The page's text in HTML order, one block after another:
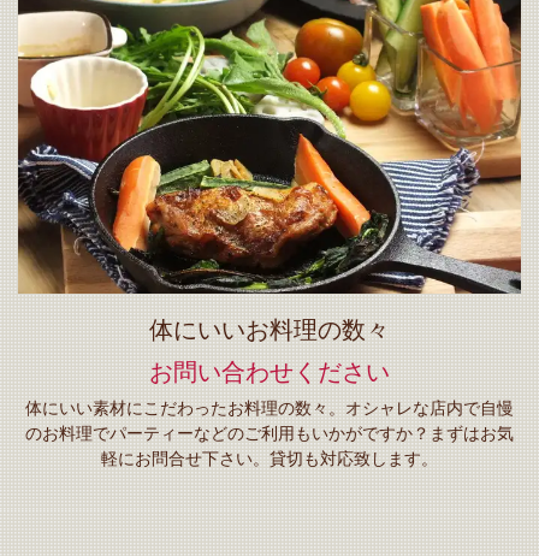
体にいいお料理の数々
お問い合わせください
体にいい素材にこだわったお料理の数々。オシャレな店内で自慢
のお料理でパーティーなどのご利用もいかがですか？まずはお気
軽にお問合せ下さい。貸切も対応致します。